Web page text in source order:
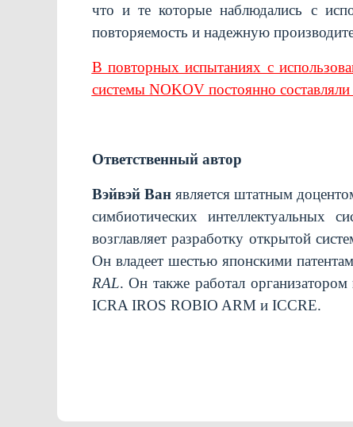
что и те которые наблюдались с
повторяемость и надежную
В повторных испытаниях с
системы NOKOV постоянно
Ответственный автор
Вэйвэй Ванявляется штатным
симбиотических
возглавляет разработку открытой
Он владеет шестью японскими
RAL. Он также работал
ICRA IROS ROBIO ARM и ICCRE.